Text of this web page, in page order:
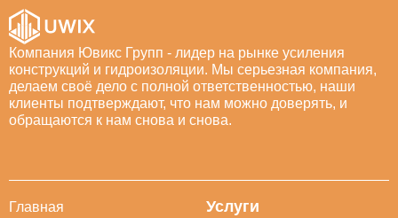
Компания Ювикс Групп - лидер на рынке усиления
конструкций и гидроизоляции. Мы серьезная компания,
делаем своё дело с полной ответственностью, наши
клиенты подтверждают, что нам можно доверять, и
обращаются к нам снова и снова.
Главная
Услуги